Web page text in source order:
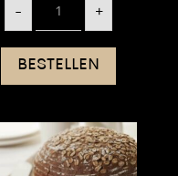
-
pompoen
half
aantal
+
BESTELLEN